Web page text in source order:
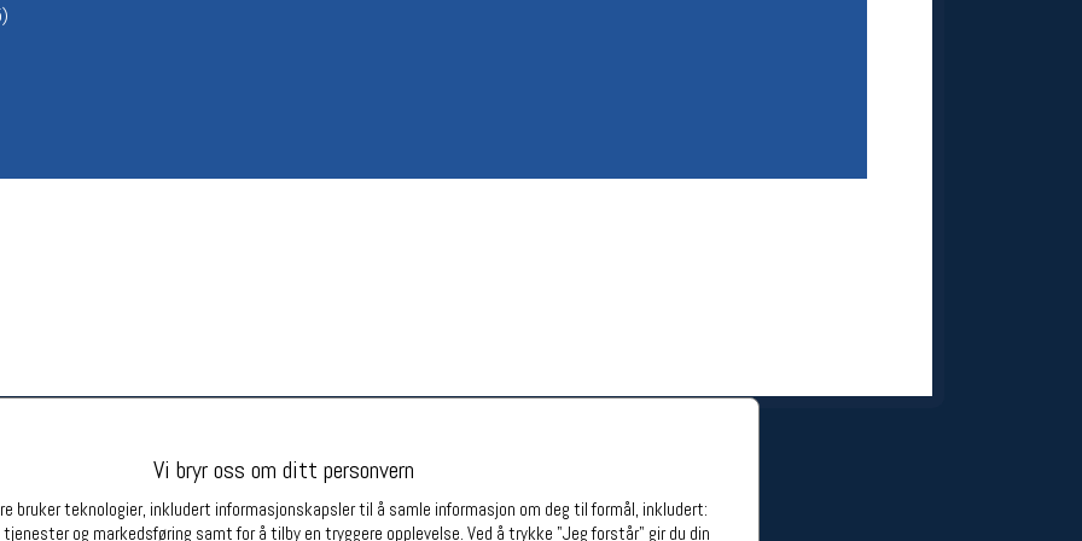
Vi bryr oss om ditt personvern
bruker teknologier, inkludert informasjonskapsler til å samle informasjon om deg til formål, inkludert:
og markedsføring samt for å tilby en tryggere opplevelse. Ved å trykke "Jeg forstår" gir du din